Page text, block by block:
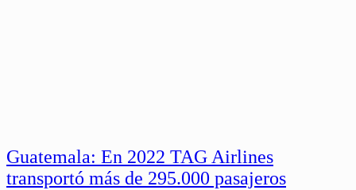
Guatemala: En 2022 TAG Airlines
transportó más de 295.000 pasajeros